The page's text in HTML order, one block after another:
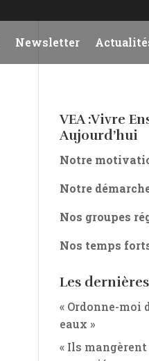
Newsletter
VEA :Vivre
Aujourd’hui
Notre
Notre
Nos groupes
Nos temps
Les
« Ordonne-moi
eaux »
« Ils